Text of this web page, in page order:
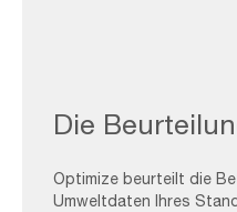
Energy-Die
Optimize beurteilt die
Umweltdaten Ihres